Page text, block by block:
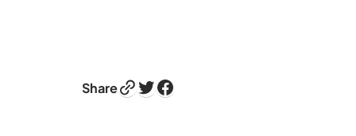
ShareLink Twitter Facebook